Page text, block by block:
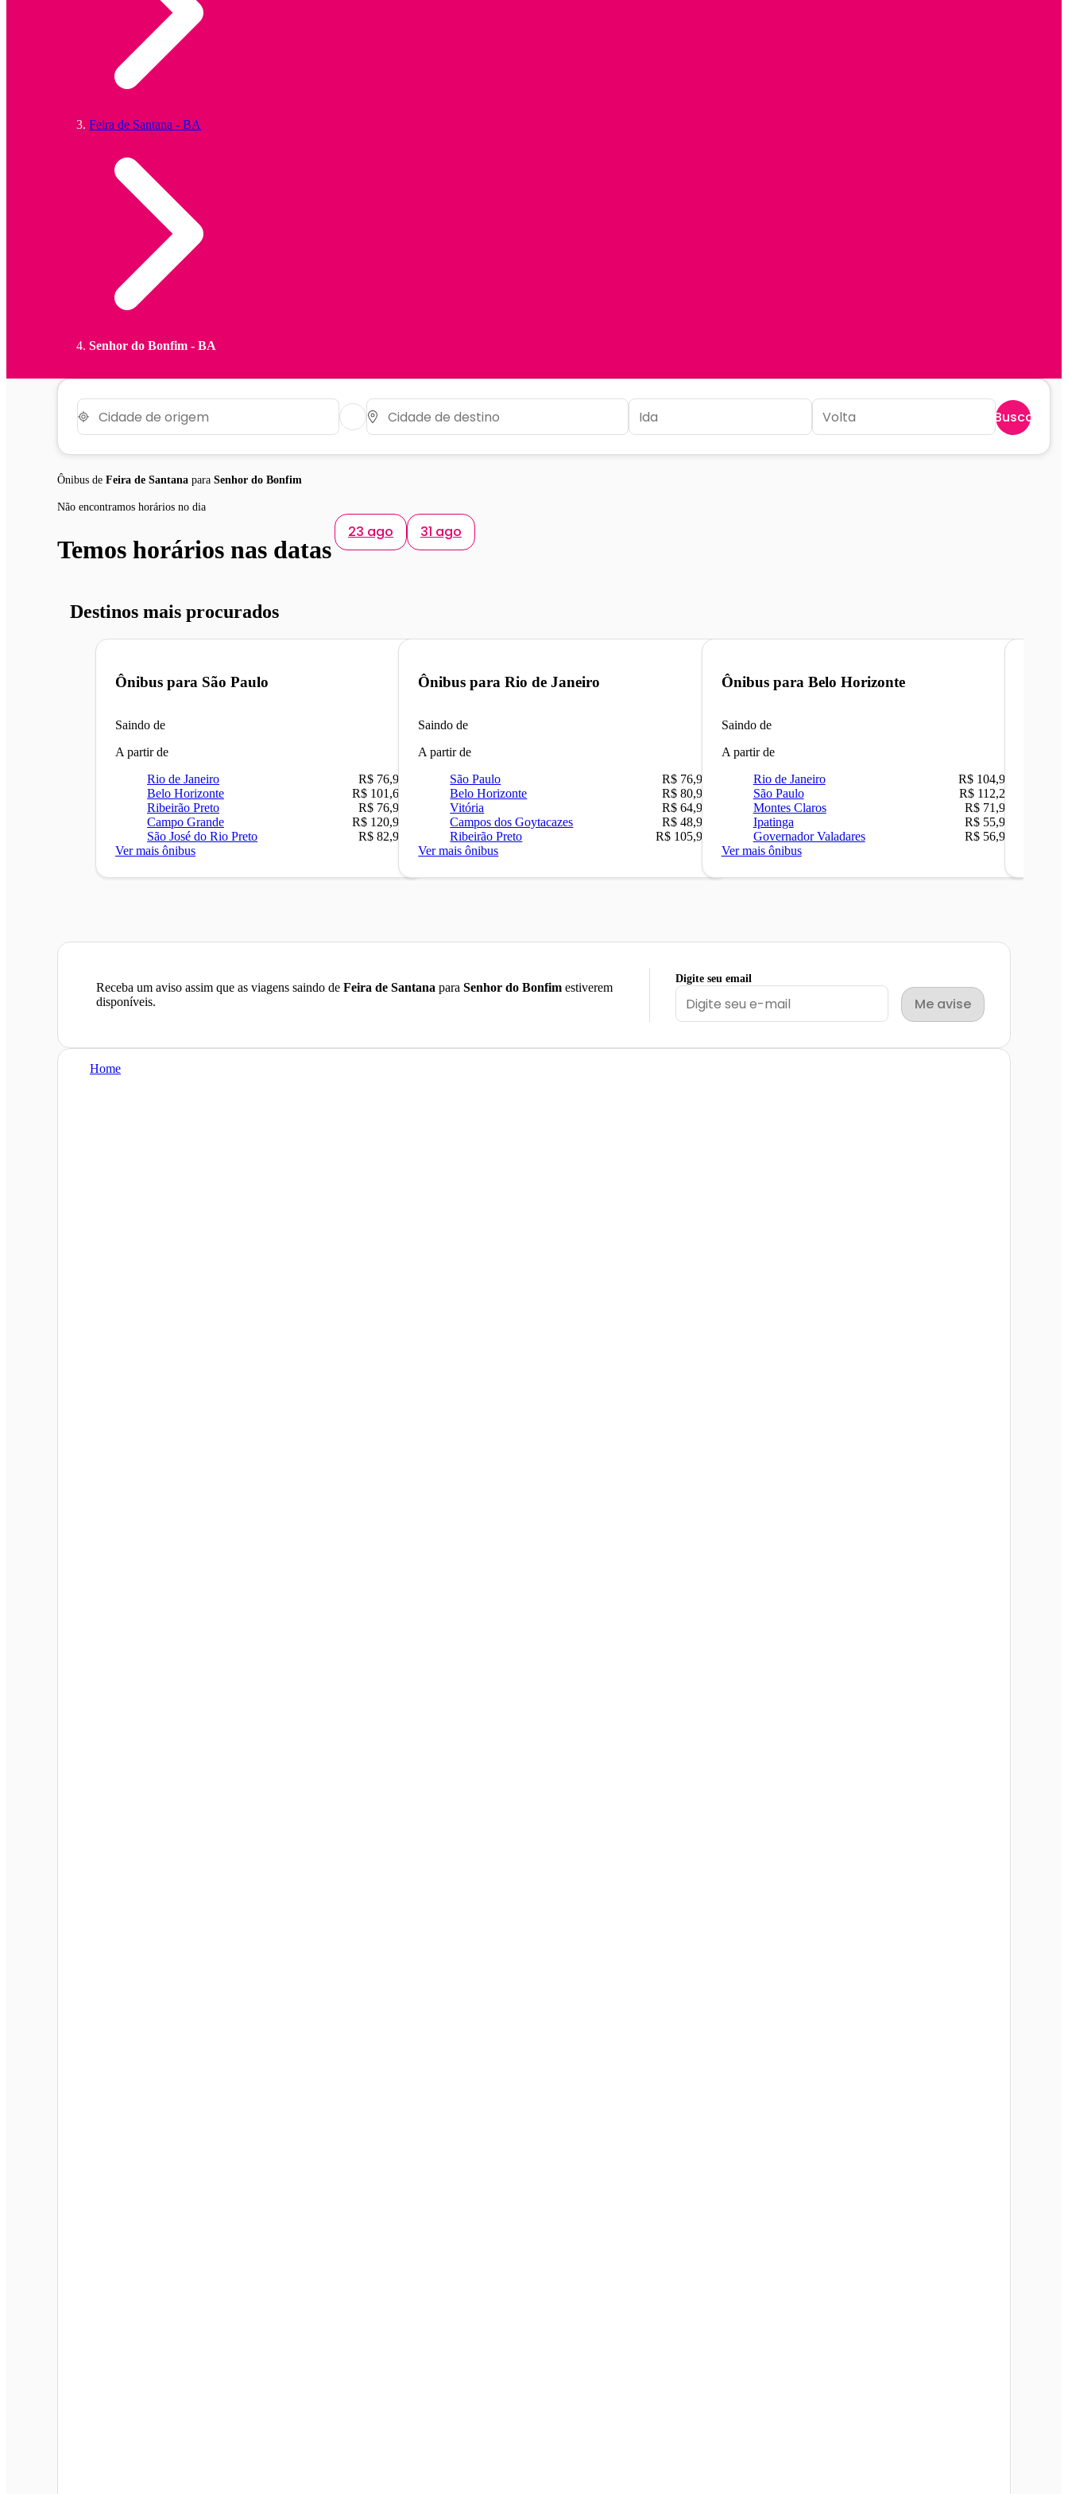
Feira de Santana - BA
Senhor do Bonfim - BA
Buscar
Ônibus de Feira de Santana para Senhor do Bonfim
Não encontramos horários no dia
Temos horários nas datas
23 ago 31 ago
Destinos mais procurados
Ônibus para São Paulo
Saindo de
A partir de
Rio de Janeiro
R$ 76,90
Belo Horizonte
R$ 101,67
Ribeirão Preto
R$ 76,90
Campo Grande
R$ 120,90
São José do Rio Preto
R$ 82,90
Ver mais ônibus
Ônibus paraRio de Janeiro
Saindo de
A partir de
São Paulo
R$ 76,90
Belo Horizonte
R$ 80,90
Vitória
R$ 64,90
Campos dos Goytacazes
R$ 48,90
Ribeirão Preto
R$ 105,90
Ver mais ônibus
Ônibus para Belo Horizonte
Saindo de
A partir de
Rio de Janeiro
R$ 104,90
São Paulo
R$ 112,26
Montes Claros
R$ 71,90
Ipatinga
R$ 55,90
Governador Valadares
R$ 56,90
Ver mais ônibus
Receba um aviso assim que as viagens saindo de Feira de Santana para Senhor do Bonfim estiverem
disponíveis.
Digite seu email
Me avise
Home